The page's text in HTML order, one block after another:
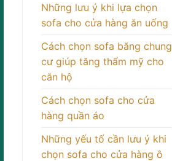
Những lưu ý khi lựa chọn
sofa cho cửa hàng ăn uống
Cách chọn sofa băng chung
cư giúp tăng thẩm mỹ cho
căn hộ
Cách chọn sofa cho cửa
hàng quần áo
Những yếu tố cần lưu ý khi
chọn sofa cho cửa hàng ô